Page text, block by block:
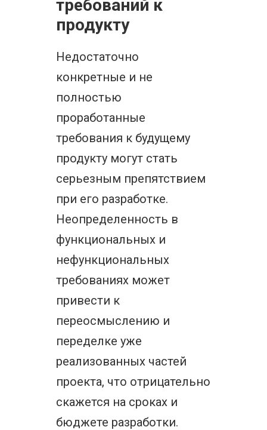
требований к
продукту
Недостаточно
конкретные и не
полностью
проработанные
требования к будущему
продукту могут стать
серьезным препятствием
при его разработке.
Неопределенность в
функциональных и
нефункциональных
требованиях может
привести к
переосмыслению и
переделке уже
реализованных частей
проекта, что отрицательно
скажется на сроках и
бюджете разработки.